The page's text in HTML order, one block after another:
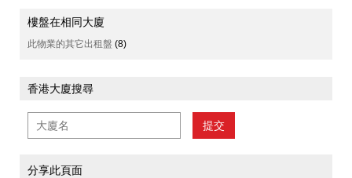
樓盤在相同大廈
此物業的其它出租盤 (8)
香港大廈搜尋
提交
分享此頁面